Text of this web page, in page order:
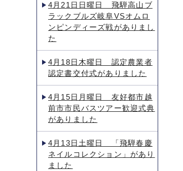
4月21日日曜日 飛騨高山ブ
ラックブルズ岐阜VSオムロ
ンピンディーズ戦がありまし
た
4月18日木曜日 認定農業者
認定書交付式がありました
4月15日月曜日 友好都市越
前市市民バスツアー歓迎式典
がありました
4月13日土曜日 「飛騨春慶
ネイルコレクション」があり
ました